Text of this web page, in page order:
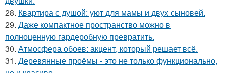
28. Квартира с душой: уют для мамы и двух сыновей.
29. Даже компактное пространство можно в
полноценную гардеробную превратить.
30. Атмосфера обоев: акцент, который решает всё.
31. Деревянные проёмы - это не только функционально,